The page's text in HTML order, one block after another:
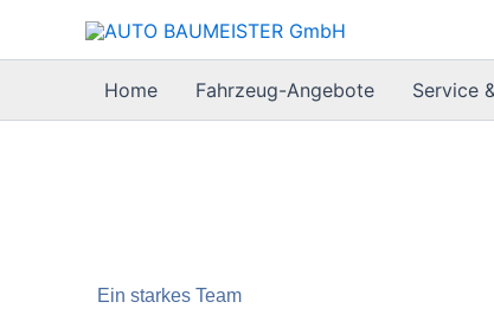
Home Fahrzeug-Angebote Service
Ein starkes Team